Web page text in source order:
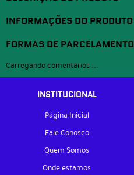
INFORMAÇÕES DO PRODUTO
FORMAS DE PARCELAMENTO
Carregando comentários ...
INSTITUCIONAL
Página Inicial
Fale Conosco
Quem Somos
Onde estamos